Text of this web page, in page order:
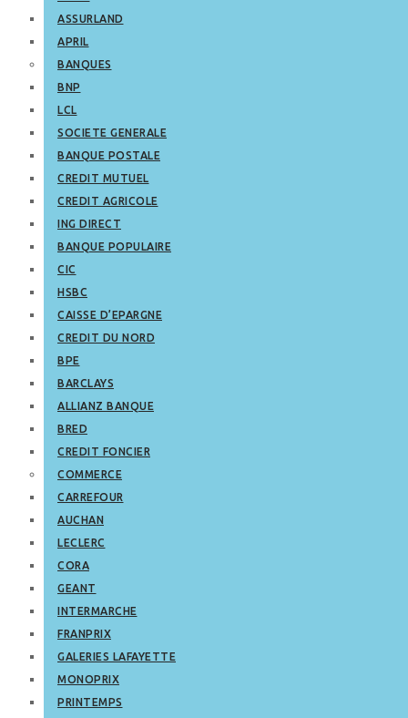
ASSURLAND
APRIL
BANQUES
BNP
LCL
SOCIETE GENERALE
BANQUE POSTALE
CREDIT MUTUEL
CREDIT AGRICOLE
ING DIRECT
BANQUE POPULAIRE
CIC
HSBC
CAISSE D’EPARGNE
CREDIT DU NORD
BPE
BARCLAYS
ALLIANZ BANQUE
BRED
CREDIT FONCIER
COMMERCE
CARREFOUR
AUCHAN
LECLERC
CORA
GEANT
INTERMARCHE
FRANPRIX
GALERIES LAFAYETTE
MONOPRIX
PRINTEMPS